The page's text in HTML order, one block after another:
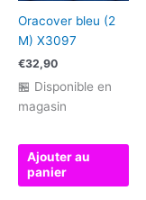
Oracover bleu (2
M) X3097
€32,90
🏪 Disponible en
magasin
Ajouter au
panier